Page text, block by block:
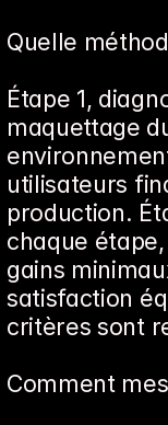
Quelle
Étape 1,
maquettage
utilisateurs
production.
chaque
gains
satisfaction
critères sont
Comment